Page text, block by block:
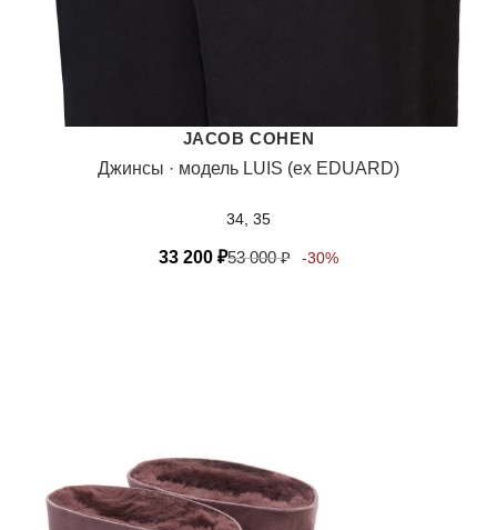
JACOB COHEN
Джинсы · модель LUIS (ex EDUARD)
34, 35
33 200 ₽53 000₽ -30%